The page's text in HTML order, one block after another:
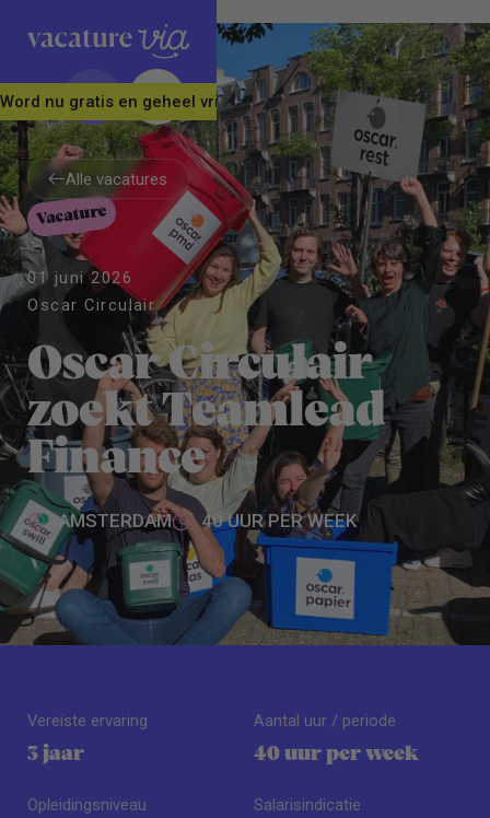
Word nu gratis en geheel vrijblijvend lid van ons Vacature Via
Alle vacatures
Alle vacatures
Vacature
01 juni 2026
Oscar Circulair
Oscar Circulair
zoekt Teamlead
Finance
AMSTERDAM 40 UUR PER WEEK
Vereiste ervaring
3 jaar
Opleidingsniveau
Aantal uur / periode
40 uur per week
Salarisindicatie